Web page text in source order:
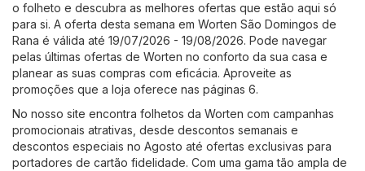
o folheto e descubra as melhores ofertas que estão aqui só
para si. A oferta desta semana em Worten São Domingos de
Rana é válida até 19/07/2026 - 19/08/2026. Pode navegar
pelas últimas ofertas de Worten no conforto da sua casa e
planear as suas compras com eficácia. Aproveite as
promoções que a loja oferece nas páginas 6.
No nosso site encontra folhetos da Worten com campanhas
promocionais atrativas, desde descontos semanais e
descontos especiais no Agosto até ofertas exclusivas para
portadores de cartão fidelidade. Com uma gama tão ampla de